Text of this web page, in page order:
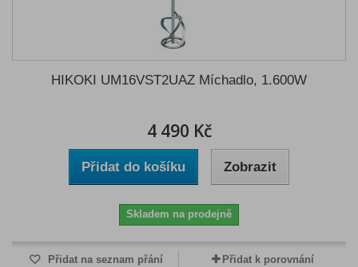
HIKOKI UM16VST2UAZ Míchadlo, 1.600W
4 490 Kč
Přidat do košíku Zobrazit
Skladem na prodejně
Přidat na seznam přání Přidat k porovnání